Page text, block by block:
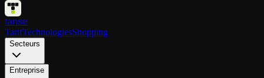
tanse
TarifTechnologiesShopping
Secteurs
Entreprise